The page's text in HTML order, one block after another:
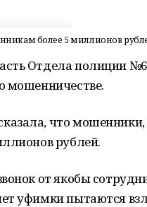
более 5 миллионов
Отдела полиции
мошенничестве.
что
рублей.
от якобы
уфимки пытаются